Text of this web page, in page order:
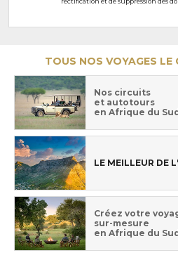
TOUS NOS VOYAGES LE
Nos circuits
et autotours
en Afrique du Sud
LE MEILLEUR DE
Créez votre
sur-mesure
en Afrique du Sud